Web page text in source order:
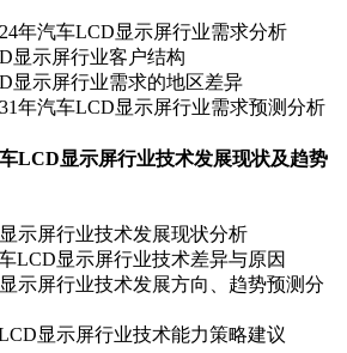
车LCD显示屏行业需求分析
屏行业客户结构
屏行业需求的地区差异
车LCD显示屏行业需求预测分析
车LCD显示屏行业技术发展现状及趋势
屏行业技术发展现状分析
显示屏行业技术差异与原因
屏行业技术发展方向、趋势预测分
显示屏行业技术能力策略建议